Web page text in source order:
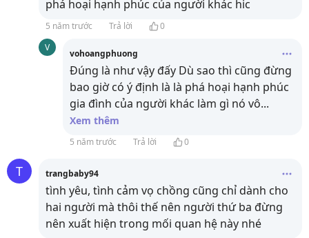
phá hoại hạnh phúc của người khác hic
5 năm trước Trả lời
0
V
vohoangphuong
Đúng là như vậy đấy Dù sao thì cũng đừng
bao giờ có ý định là là phá hoại hạnh phúc
gia đình của người khác làm gì nó vô...
Xem thêm
5 năm trước Trả lời 0
T trangbaby94
tình yêu, tình cảm vọ chồng cũng chỉ dành cho
hai người mà thôi thế nên người thứ ba đừng
nên xuất hiện trong mối quan hệ này nhé